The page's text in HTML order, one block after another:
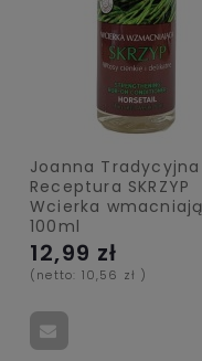
Joanna Tradycyjna
Receptura SKRZYP
Wcierka
100ml
12,99 zł
(netto: 10,56 zł )